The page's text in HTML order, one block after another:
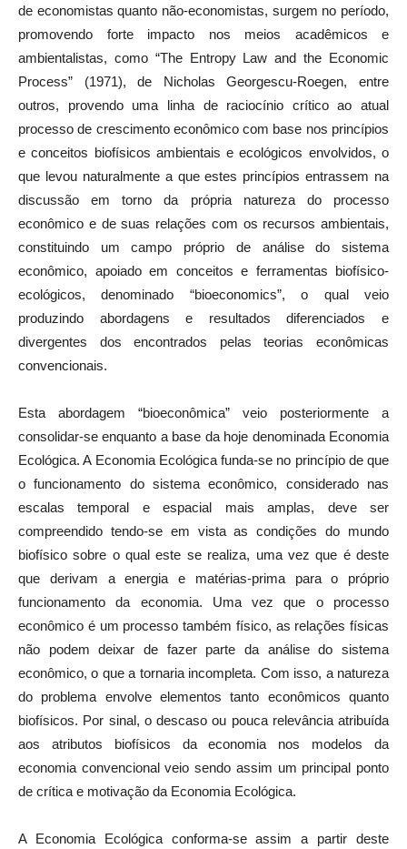
de economistas quanto não-economistas, surgem no período,
promovendo forte impacto nos meios acadêmicos e
ambientalistas, como “The Entropy Law and the Economic
Process” (1971), de Nicholas Georgescu-Roegen, entre
outros, provendo uma linha de raciocínio crítico ao atual
processo de crescimento econômico com base nos princípios
e conceitos biofísicos ambientais e ecológicos envolvidos, o
que levou naturalmente a que estes princípios entrassem na
discussão em torno da própria natureza do processo
econômico e de suas relações com os recursos ambientais,
constituindo um campo próprio de análise do sistema
econômico, apoiado em conceitos e ferramentas biofísico-
ecológicos, denominado “bioeconomics”, o qual veio
produzindo abordagens e resultados diferenciados e
divergentes dos encontrados pelas teorias econômicas
convencionais.
Esta abordagem “bioeconômica” veio posteriormente a
consolidar-se enquanto a base da hoje denominada Economia
Ecológica. A Economia Ecológica funda-se no princípio de que
o funcionamento do sistema econômico, considerado nas
escalas temporal e espacial mais amplas, deve ser
compreendido tendo-se em vista as condições do mundo
biofísico sobre o qual este se realiza, uma vez que é deste
que derivam a energia e matérias-prima para o próprio
funcionamento da economia. Uma vez que o processo
econômico é um processo também físico, as relações físicas
não podem deixar de fazer parte da análise do sistema
econômico, o que a tornaria incompleta. Com isso, a natureza
do problema envolve elementos tanto econômicos quanto
biofísicos. Por sinal, o descaso ou pouca relevância atribuída
aos atributos biofísicos da economia nos modelos da
economia convencional veio sendo assim um principal ponto
de crítica e motivação da Economia Ecológica.
A Economia Ecológica conforma-se assim a partir deste